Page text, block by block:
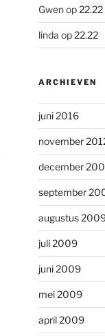
Gwenop22.22
linda op22.22
ARCHIEVEN
juni 2016
november
december
september
augustus
juli 2009
juni 2009
mei 2009
april 2009